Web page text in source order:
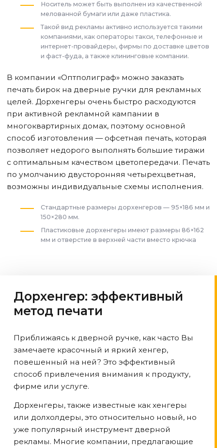
Носитель может быть выполнен из качественной
мелованной бумаги или даже пластика.
Такой вид рекламы активно используется такими
компаниями, как операторы такси, телефонные и
интернет-провайдеры, фирмы по доставке цветов
и фаст-фуда, а также клининговые компании.
В компании «Оптполиграф» можно заказать
печать бирок на дверные ручки для рекламных
целей. Дорхенгеры очень быстро расходуются
при активной рекламной кампании в
многоквартирных домах, поэтому основной
способ изготовления — офсетная печать, которая
позволяет недорого выполнять большие тиражи
с оптимальным качеством цветопередачи. Печать
по умолчанию двусторонняя четырехцветная,
возможны индивидуальные схемы исполнения.
Стандартные размеры дорхенгеров — 95×186 мм и
150×280 мм.
Пластиковые дорхенгеры имеют размеры 86×162
мм и отверстие в верхней части вместо крючка
Дорхенгер: эффективный
метод печати
Приближаясь к дверной ручке, как часто Вы
замечаете красочный и яркий хенгер,
повешенный на ней? Это эффективный
способ привлечения внимания к продукту,
фирме или услуге.
Дорхенгеры, также известные как хенгеры
или долхолдеры, это относительно новый, но
уже популярный инструмент дверной
рекламы. Многие компании, предлагающие